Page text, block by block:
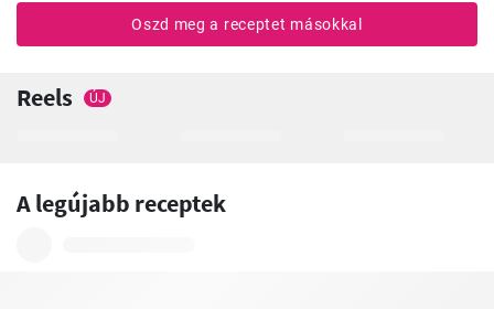
Oszd meg a receptet másokkal
Reels ÚJ
A legújabb receptek